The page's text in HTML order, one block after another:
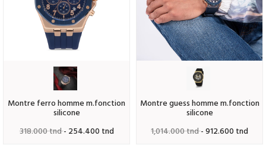
montre ferro homme m.fonction
silicone
318.000 tnd- 254.400 tnd
montre guess homme m.fonction
silicone
1,014.000 tnd- 912.600 tnd